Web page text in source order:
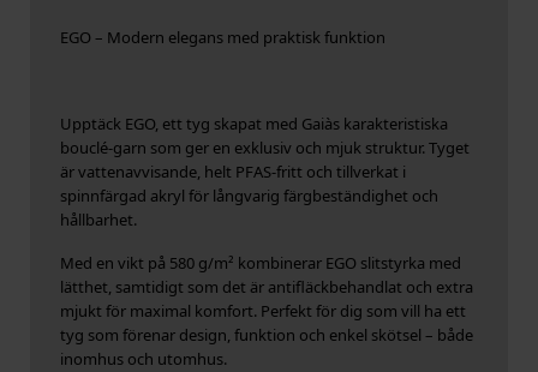
EGO – Modern elegans med praktisk funktion
Upptäck EGO, ett tyg skapat med Gaiàs karakteristiska
bouclé-garn som ger en exklusiv och mjuk struktur. Tyget
är vattenavvisande, helt PFAS-fritt och tillverkat i
spinnfärgad akryl för långvarig färgbeständighet och
hållbarhet.
Med en vikt på 580 g/m² kombinerar EGO slitstyrka med
lätthet, samtidigt som det är antifläckbehandlat och extra
mjukt för maximal komfort. Perfekt för dig som vill ha ett
tyg som förenar design, funktion och enkel skötsel – både
inomhus och utomhus.